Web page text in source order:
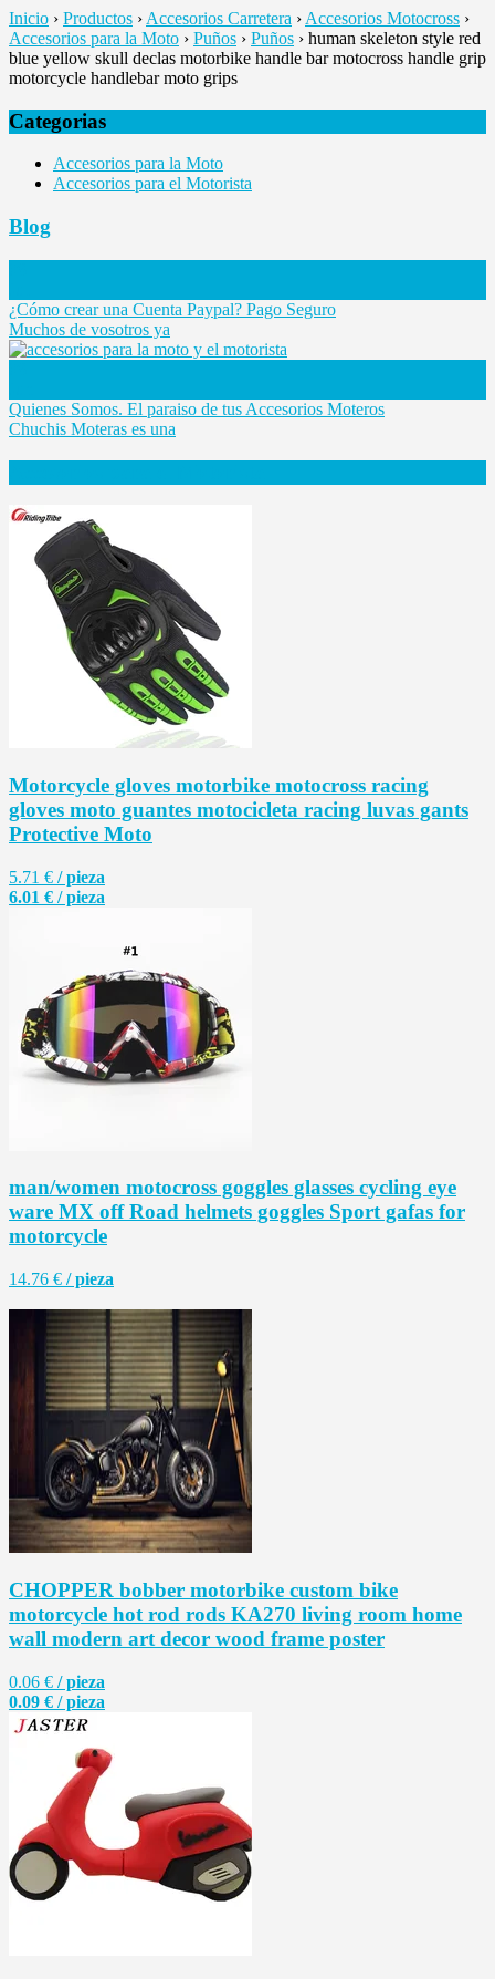
Inicio › Productos › Accesorios Carretera › Accesorios Motocross ›
Accesorios para la Moto › Puños › Puños › human skeleton style red
blue yellow skull declas motorbike handle bar motocross handle grip
motorcycle handlebar moto grips
Categorias
Accesorios para la Moto
Accesorios para el Motorista
Blog
¿Cómo crear una Cuenta Paypal? Pago Seguro
Muchos de vosotros ya
Quienes Somos. El paraiso de tus Accesorios Moteros
Chuchis Moteras es una
Motorcycle gloves motorbike motocross racing
gloves moto guantes motocicleta racing luvas gants
Protective Moto
5.71 € / pieza
6.01 € / pieza
man/women motocross goggles glasses cycling eye
ware MX off Road helmets goggles Sport gafas for
motorcycle
14.76 € / pieza
CHOPPER bobber motorbike custom bike
motorcycle hot rod rods KA270 living room home
wall modern art decor wood frame poster
0.06 € / pieza
0.09 € / pieza